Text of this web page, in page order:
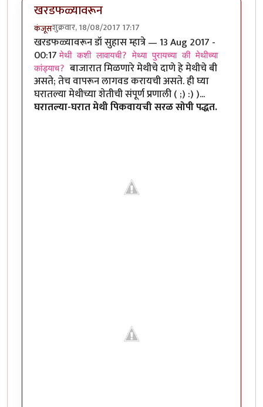
खरडफळ्यावरून
कंजूसशुक्रवार, 18/08/2017 17:17
खरडफळ्यावरून डॉ सुहास म्हात्रे — 13 Aug 2017 -
00:17मेथी कशी लावायची? मेथ्या पुरायच्या की मेथीच्या
कांड्याच? बाजारात मिळणारे मेथीचे दाणे हे मेथीचे बी
असते; तेच वापरून लागवड करायची असते. ही घ्या
घरातल्या मेथीच्या शेतीची संपूर्ण प्रणाली ( ;) :) )...
घरातल्या-घरात मेथी पिकवायची सरळ सोपी पद्धत.